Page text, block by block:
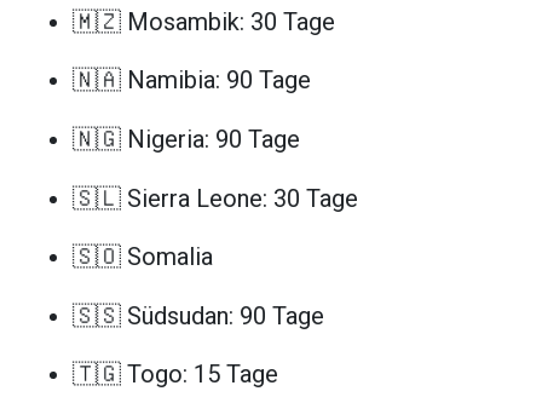
🇲🇿 Mosambik: 30 Tage
🇳🇦 Namibia: 90 Tage
🇳🇬 Nigeria: 90 Tage
🇸🇱 Sierra Leone: 30 Tage
🇸🇴 Somalia
🇸🇸 Südsudan: 90 Tage
🇹🇬 Togo: 15 Tage